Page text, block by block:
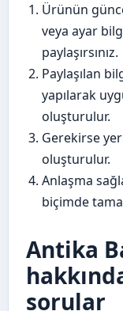
Ürünün
veya ayar
paylaşırsınız.
Paylaşılan
yapılarak
oluşturulur.
Gerekirse
oluşturulur.
Anlaşma
biçimde
Antika
sorular